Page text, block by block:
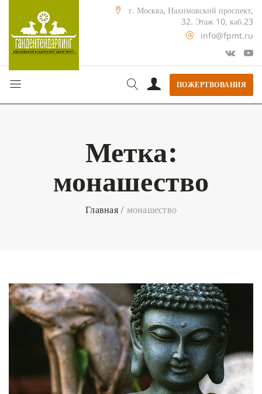
г. Москва, Нахимовский проспект,
32. Этаж 10, каб.23
info@fpmt.ru
ПОЖЕРТВОВАНИЯ
Метка:
монашество
Главная/ монашество